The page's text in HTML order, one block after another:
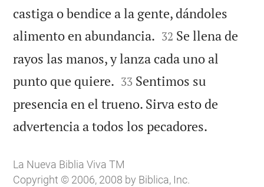
castiga o bendice a la gente, dándoles
alimento en abundancia. 

32 Se llena de
rayos las manos, y lanza cada uno al
punto que quiere. 

33 Sentimos su
presencia en el trueno. Sirva esto de
advertencia a todos los pecadores.
La Nueva Biblia Viva TM
Copyright © 2006, 2008 by Biblica, Inc.